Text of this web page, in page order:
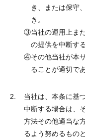
き、または保守
き。
③当社の運用上ま
の提供を中断す
④その他当社が本
ることが適切で
当社は、本条に基
中断する場合は、
方法その他適当な
るよう努めるもの